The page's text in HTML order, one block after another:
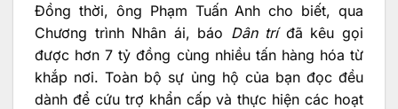
Đồng thời, ông Phạm Tuấn Anh cho biết, qua
Chương trình Nhân ái, báo Dân tríđã kêu gọi
được hơn 7 tỷ đồng cùng nhiều tấn hàng hóa từ
khắp nơi. Toàn bộ sự ủng hộ của bạn đọc đều
dành để cứu trợ khẩn cấp và thực hiện các hoạt